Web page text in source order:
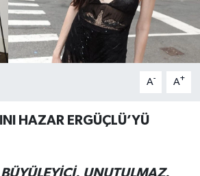
A- A+
HAZAR ERGÜÇLÜ’YÜ
UNUTULMAZ.